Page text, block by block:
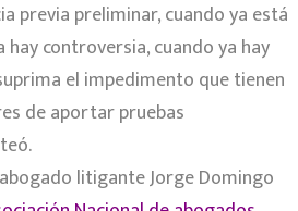
previa preliminar, cuando ya está
controversia, cuando ya hay
el impedimento que tienen
de aportar pruebas
litigante Jorge Domingo